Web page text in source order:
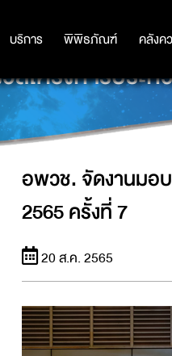
บริการ พิพิธภัณฑ์ คลังค
บริการ พิพิธภัณฑ์ คลังค
โครงการประ
อพวช. จัดงานมอบ
2565 ครั้งที่ 7
20 ส.ค. 2565